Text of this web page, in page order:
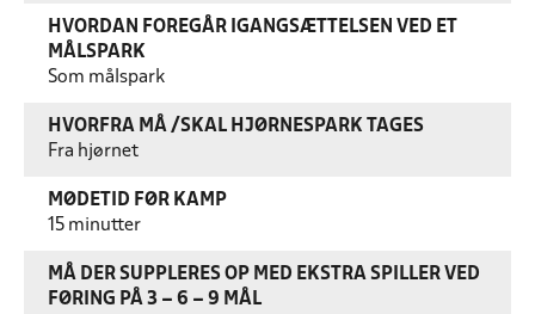
HVORDAN FOREGÅR IGANGSÆTTELSEN VED ET
MÅLSPARK
Som målspark
HVORFRA MÅ /SKAL HJØRNESPARK TAGES
Fra hjørnet
MØDETID FØR KAMP
15 minutter
MÅ DER SUPPLERES OP MED EKSTRA SPILLER VED
FØRING PÅ 3 – 6 – 9 MÅL